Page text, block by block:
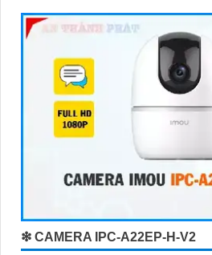
❇ CAMERA IPC-A22EP-H-V2